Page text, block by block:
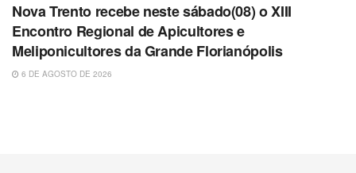
Nova Trento recebe neste sábado(08) o XIII
Encontro Regional de Apicultores e
Meliponicultores da Grande Florianópolis
6 DE AGOSTO DE 2026